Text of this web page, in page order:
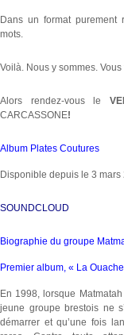
Dans un format purement
mots.
Voilà. Nous y sommes. Vous
Alors rendez-vous le
CARCASSONE!
Album Plates Coutures
Disponible depuis le 3 mars
SOUNDCLOUD
Biographie du groupe
Premier album, « La
En 1998, lorsque
jeune groupe brestois ne
démarrer et qu’une fois